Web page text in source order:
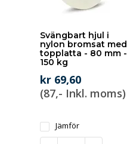
Svängbart hjul i
nylon bromsat med
topplatta - 80 mm -
150 kg
kr 69,60
(87,- Inkl. moms)
Jämför